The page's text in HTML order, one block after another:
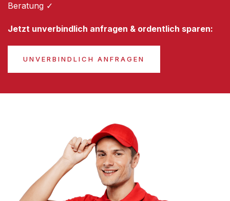
Beratung ✓
Jetzt unverbindlich anfragen & ordentlich sparen:
UNVERBINDLICH ANFRAGEN